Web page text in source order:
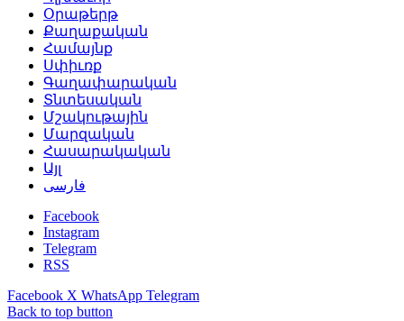
Օրաթերթ
Քաղաքական
Համայնք
Սփիւռք
Գաղափարական
Տնտեսական
Մշակութային
Մարզական
Հասարակական
Այլ
فارسی
Facebook
Instagram
Telegram
RSS
Facebook X WhatsApp Telegram
Back to top button